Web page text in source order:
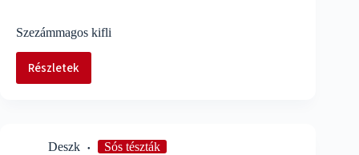
Szezámmagos kifli
RészletekSzezámmagos
Deszk Sós tészták